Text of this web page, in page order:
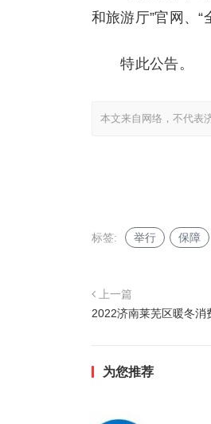
和旅游厅”官网、
特此公告。
本文来自网络，不代表
标签: 举行 保障
上一篇
2022济南莱芜区暖冬消
为您推荐